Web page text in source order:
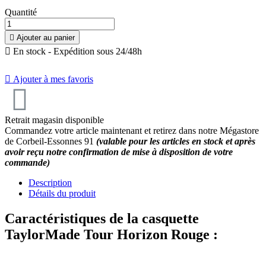
Quantité
 Ajouter au panier
 En stock - Expédition sous 24/48h
 Ajouter à mes favoris
Retrait magasin disponible
Commandez votre article maintenant et retirez dans notre Mégastore
de Corbeil-Essonnes 91 (valable pour les articles en stock et après
avoir reçu notre confirmation de mise à disposition de votre
commande)
Description
Détails du produit
Caractéristiques de la casquette
TaylorMade Tour Horizon Rouge :